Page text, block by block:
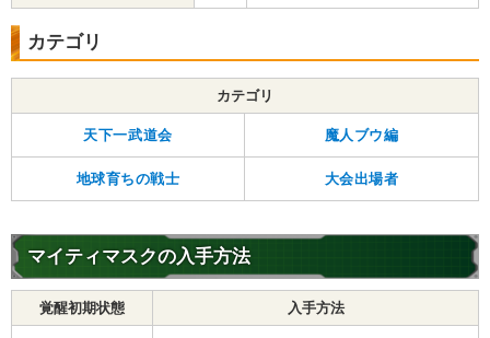
カテゴリ
カテゴリ
天下一武道会 魔人ブウ編
地球育ちの戦士 大会出場者
マイティマスクの入手方法
覚醒初期状態 入手方法